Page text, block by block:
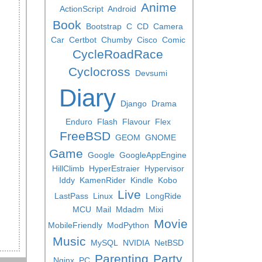
ActionScript Android Anime
Book
Bootstrap C CD Camera
Car Certbot Chumby Cisco Comic
CycleRoadRace
Cyclocross
Devsumi
Diary Django Drama
Enduro Flash Flavour Flex
FreeBSD GEOM GNOME
Game Google GoogleAppEngine
HillClimb HyperEstraier Hypervisor
Iddy KamenRider Kindle Kobo
LastPass Linux Live
LongRide
MCU
Mail Mdadm
Mixi
MobileFriendly ModPython
Movie
Music
MySQL NVIDIA NetBSD
Nginx PC Parenting Party